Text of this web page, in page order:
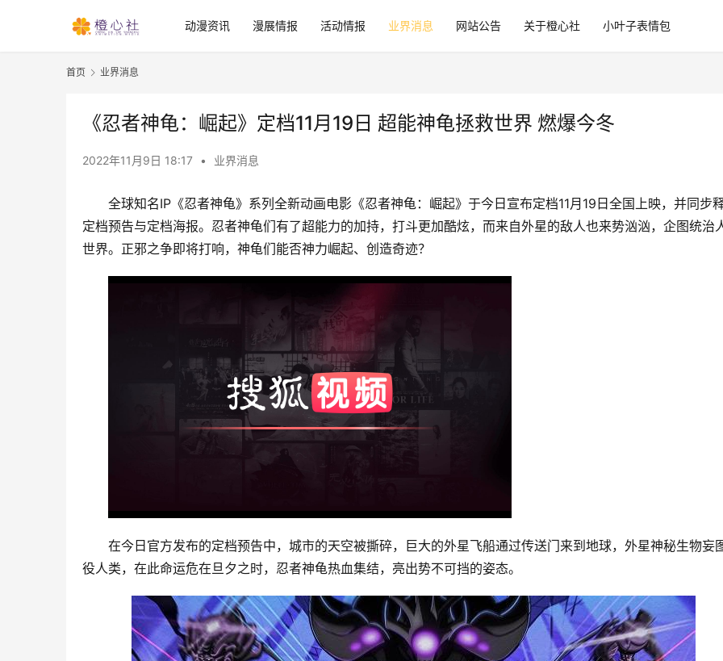
动漫资讯 漫展情报 活动情报 业界消息 网站公告 关于橙心社 小叶子表情包
首页 业界消息
《忍者神龟：崛起》定档11月19日 超能神龟拯救世界 燃爆今冬
2022年11月9日 18:17 • 业界消息
全球知名IP《忍者神龟》系列全新动画电影《忍者神龟：崛起》于今日宣布定档11月19日全国上映，并同步
定档预告与定档海报。忍者神龟们有了超能力的加持，打斗更加酷炫，而来自外星的敌人也来势汹汹，企图统治
世界。正邪之争即将打响，神龟们能否神力崛起、创造奇迹？
在今日官方发布的定档预告中，城市的天空被撕碎，巨大的外星飞船通过传送门来到地球，外星神秘生物妄
役人类，在此命运危在旦夕之时，忍者神龟热血集结，亮出势不可挡的姿态。